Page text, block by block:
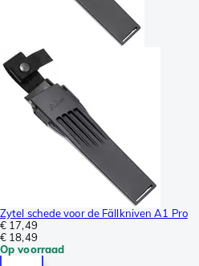
Zytel schede voor de Fällkniven A1 Pro
€ 17,49
€ 18,49
Op voorraad